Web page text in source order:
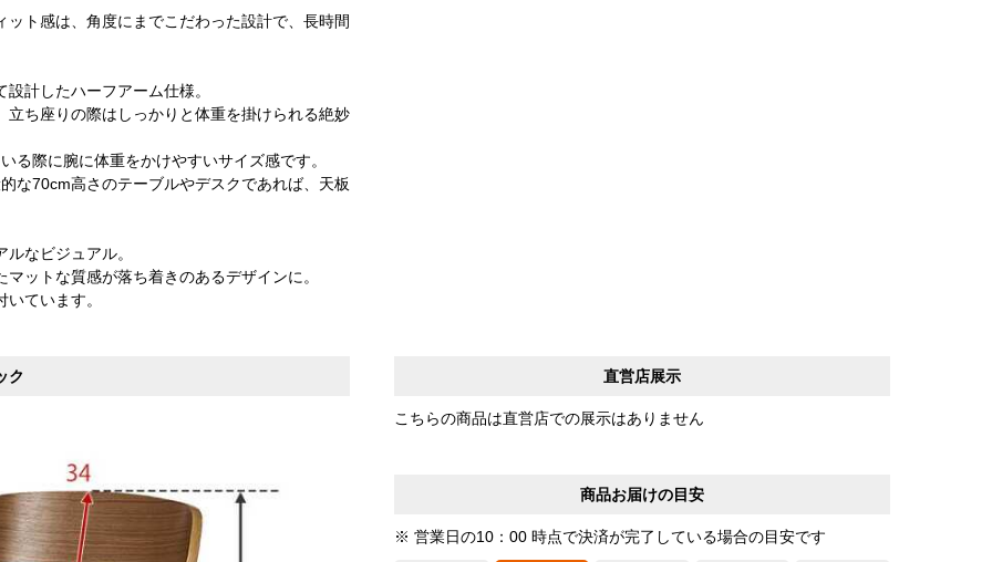
ト感は、角度にまでこだわった設計で、長時間
計したハーフアーム仕様。
ち座りの際はしっかりと体重を掛けられる絶妙
る際に腕に体重をかけやすいサイズ感です。
な70cm高さのテーブルやデスクであれば、天板
なビジュアル。
ットな質感が落ち着きのあるデザインに。
ています。
直営店展示
こちらの商品は直営店での展示はありません
商品お届けの目安
※ 営業日の10：00 時点で決済が完了している場合の目安です
ク